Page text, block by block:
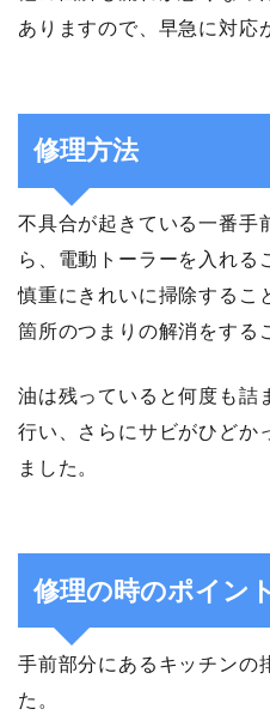
ありますので、早急に対応
修理方法
不具合が起きている一番手
ら、電動トーラーを入れる
慎重にきれいに掃除するこ
箇所のつまりの解消をする
油は残っていると何度も詰
行い、さらにサビがひどか
ました。
修理の時のポイント
手前部分にあるキッチンの
た。